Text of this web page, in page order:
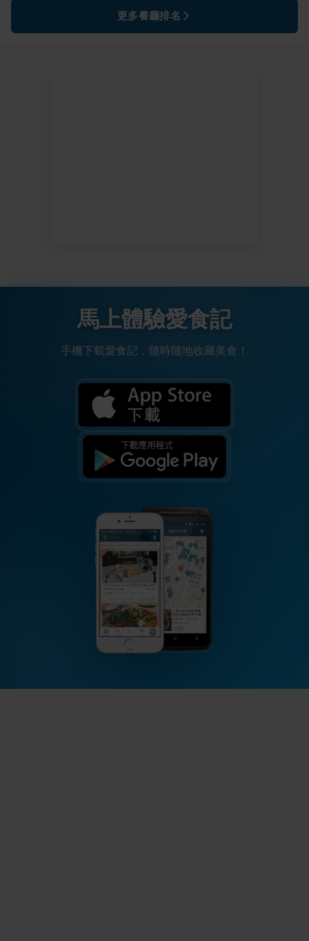
更多餐廳排名
馬上體驗愛食記
手機下載愛食記，隨時隨地收藏美食！